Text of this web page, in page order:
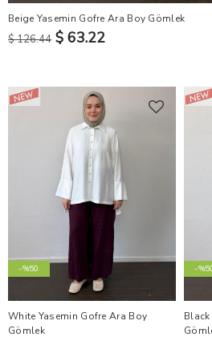
Beige Yasemin Gofre Ara Boy Gömlek
$ 126.44 $ 63.22
-%50
White Yasemin Gofre Ara Boy
Gömlek
-